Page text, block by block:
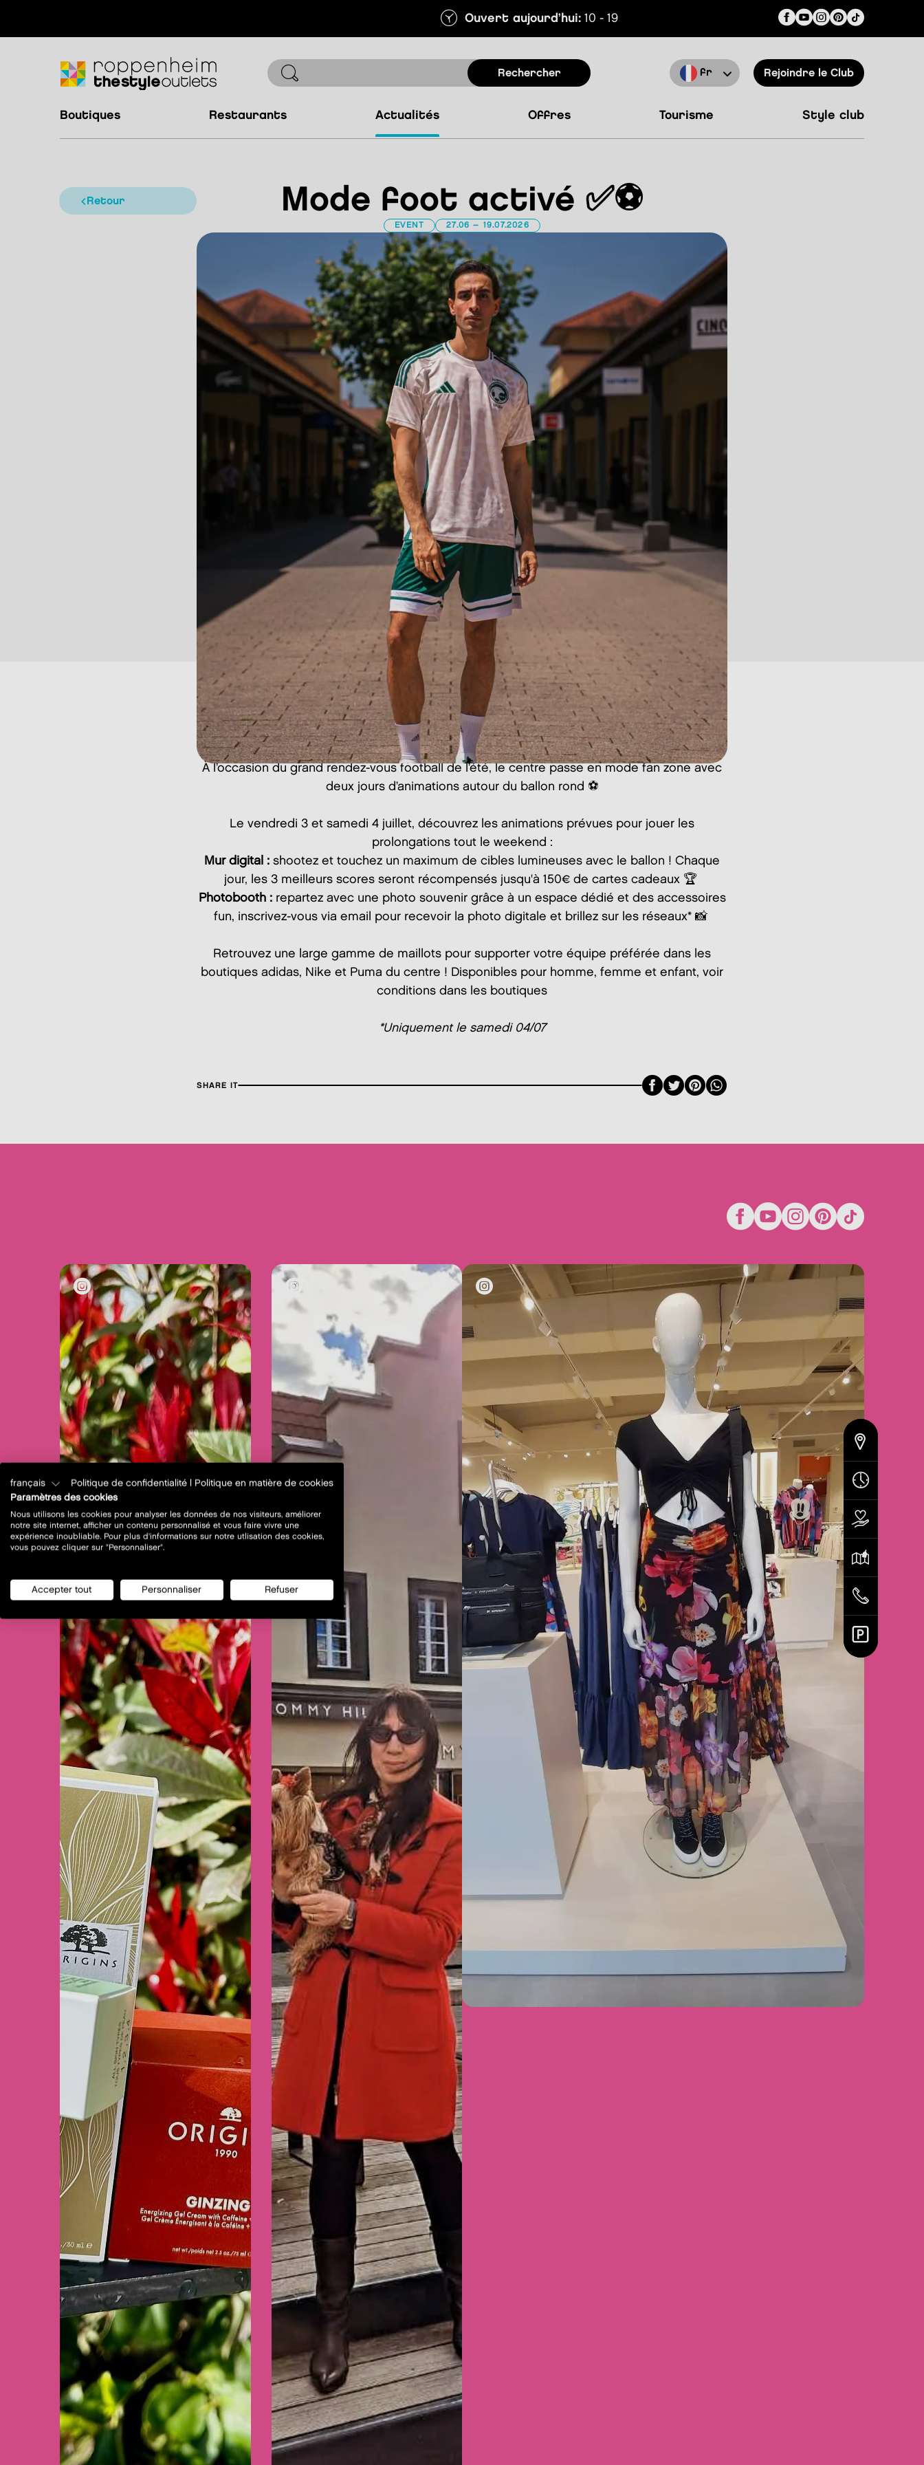
Ouvert aujourd’hui: 10 - 19
rechercher fr Rejoindre le Club
boutiques restaurants actualités offres tourisme style club
retour Mode foot activé ✅⚽️
EVENT 27.06 – 19.07.2026
À l’occasion du grand rendez-vous football de l’été, le centre passe en mode fan zone avec
deux jours d’animations autour du ballon rond ⚽️
Le vendredi 3 et samedi 4 juillet, découvrez les animations prévues pour jouer les
prolongations tout le weekend :
Mur digital : shootez et touchez un maximum de cibles lumineuses avec le ballon ! Chaque
jour, les 3 meilleurs scores seront récompensés jusqu'à 150€ de cartes cadeaux 🏆
Photobooth :repartez avec une photo souvenir grâce à un espace dédié et des accessoires
fun, inscrivez-vous via email pour recevoir la photo digitale et brillez sur les réseaux* 📸
Retrouvez une large gamme de maillots pour supporter votre équipe préférée dans les
boutiques adidas, Nike et Puma du centre ! Disponibles pour homme, femme et enfant, voir
conditions dans les boutiques
*Uniquement le samedi 04/07
SHARE IT Facebook
Twitter
Pinterest
français Politique de confidentialité
Politique en matière de cookies
Paramètres des cookies
Nous utilisons les cookies pour analyser les données de nos visiteurs, améliorer
notre site internet, afficher un contenu personnalisé et vous faire vivre une
expérience inoubliable. Pour plus d'informations sur notre utlisation des cookies,
vous pouvez cliquer sur "Personnaliser".
Accepter tout Personnaliser Refuser